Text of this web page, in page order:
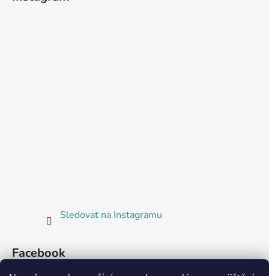
Sledovat na Instagramu
Facebook